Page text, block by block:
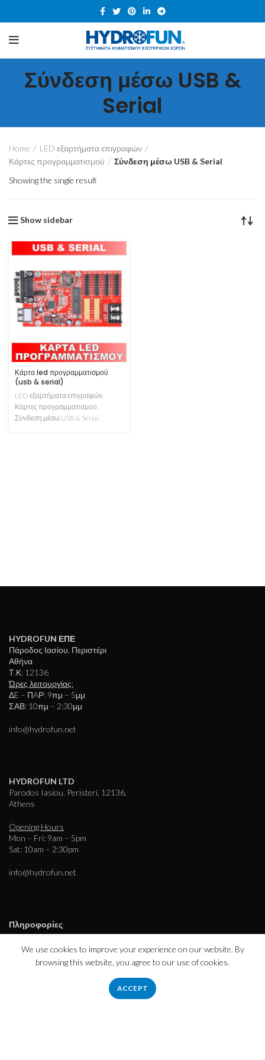
Σύνδεση μέσω USB &
Serial
Home
LED εξαρτήματα επιγραφών
Κάρτες προγραμματισμού
Σύνδεση μέσω USB & Serial
Showing the single result
Show sidebar
Κάρτα led προγραμματισμού
(usb & serial)
LED εξαρτήματα επιγραφών,
Κάρτες προγραμματισμού,
Σύνδεση μέσω USB & Serial
HYDROFUN ΕΠΕ
Πάροδος Ιασίου, Περιστέρι
Αθήνα
Τ.Κ: 12136
Ώρες λειτουργίας:
ΔE – ΠAΡ: 9πμ – 5μμ
ΣΑΒ: 10πμ – 2:30μμ
info@hydrofun.net
HYDROFUN LTD
Parodos Iasiou, Peristeri, 12136,
Athens
Opening Hours
Mon – Fri: 9am – 5pm
Sat: 10am – 2:30pm
info@hydrofun.net
Πληροφορίες
Εταιρεία – Ιστορικό
Τρόποι Πληρωμής – Αποστολής
We use cookies to improve your experience on our website. By
browsing this website, you agree to our use of cookies.
ACCEPT